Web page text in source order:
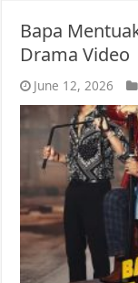
Bapa
Drama Video
June 12, 2026